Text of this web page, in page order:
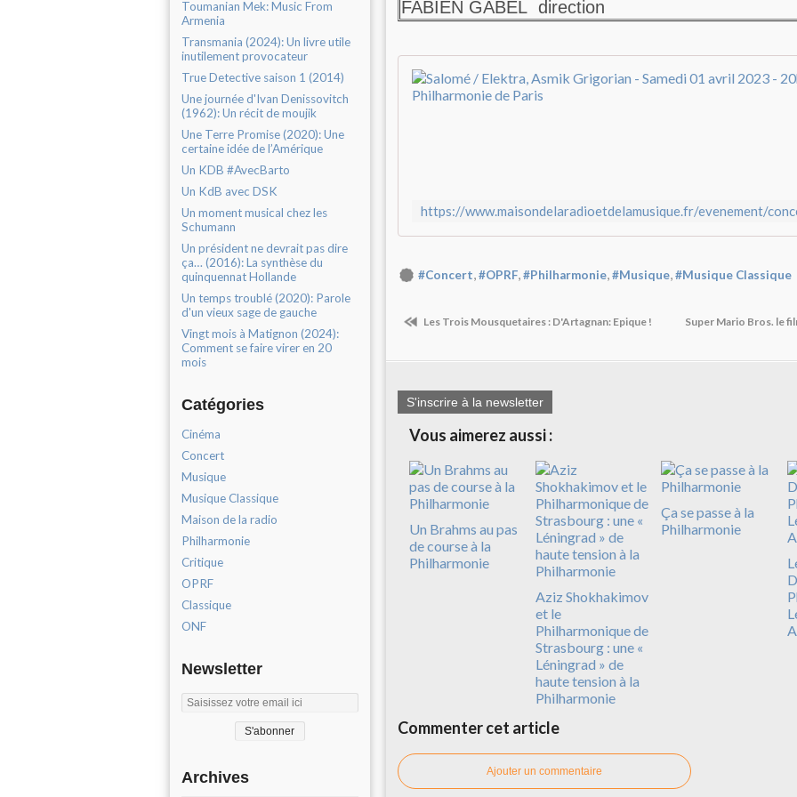
Toumanian Mek: Music From
Armenia
Transmania (2024): Un livre utile
inutilement provocateur
True Detective saison 1 (2014)
Une journée d'Ivan Denissovitch
(1962): Un récit de moujik
Une Terre Promise (2020): Une
certaine idée de l’Amérique
Un KDB #AvecBarto
Un KdB avec DSK
Un moment musical chez les
Schumann
Un président ne devrait pas dire
ça… (2016): La synthèse du
quinquennat Hollande
Un temps troublé (2020): Parole
d'un vieux sage de gauche
Vingt mois à Matignon (2024):
Comment se faire virer en 20
mois
Catégories
Cinéma
Concert
Musique
Musique Classique
Maison de la radio
Philharmonie
Critique
OPRF
Classique
ONF
Newsletter
Archives
FABIEN GABEL direction
#Concert,#OPRF,#Philharmonie,#Musique,#Musique Classique
Les Trois Mousquetaires : D'Artagnan: Epique ! Super Mario Bros. le
S'inscrire à la newsletter
Vous aimerez aussi :
Un Brahms au pas
de course à la
Philharmonie
Aziz Shokhakimov
et le
Philharmonique de
Strasbourg : une «
Léningrad » de
haute tension à la
Philharmonie
Ça se passe à la
Philharmonie
Commenter cet article
Ajouter un commentaire